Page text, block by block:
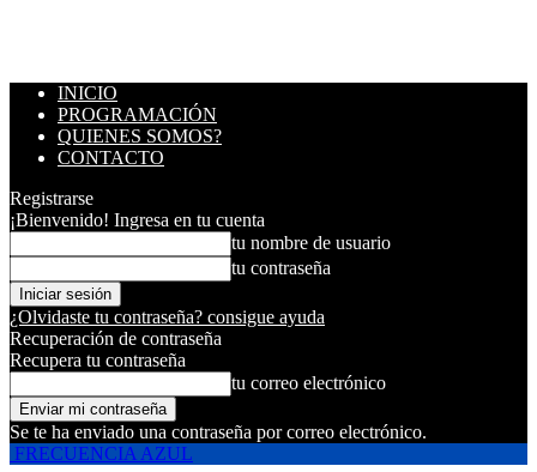
INICIO
PROGRAMACIÓN
QUIENES SOMOS?
CONTACTO
Registrarse
¡Bienvenido! Ingresa en tu cuenta
tu nombre de usuario
tu contraseña
¿Olvidaste tu contraseña? consigue ayuda
Recuperación de contraseña
Recupera tu contraseña
tu correo electrónico
Se te ha enviado una contraseña por correo electrónico.
FRECUENCIA AZUL